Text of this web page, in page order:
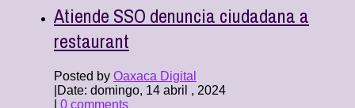
Atiende SSO denuncia ciudadana a
restaurant
Posted by Oaxaca Digital
Date: domingo, 14 abril , 2024
0 comments